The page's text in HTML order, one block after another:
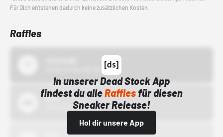
Für Dich entstehen dadurch keine zusätzlichen Kosten.
Raffles
In unserer Dead Stock App
findest du alleRafflesfür diesen
Sneaker Release!
Hol dir unsere App
Bstn
01.10.22 00:00 Uhr